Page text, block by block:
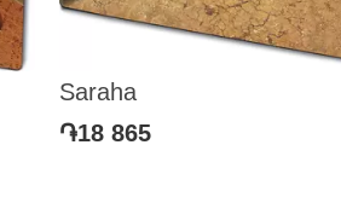
Saraha
֏18 865